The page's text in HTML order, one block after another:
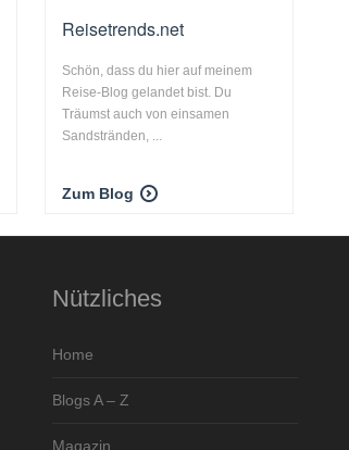
Reisetrends.net
Schön, dass du hier auf meinem
Reise-Blog gelandet bist. Du
Träumst auch von einsamen
Sandstränden, ...
Zum Blog
Nützliches
Home
Blogs A – Z
Magazin